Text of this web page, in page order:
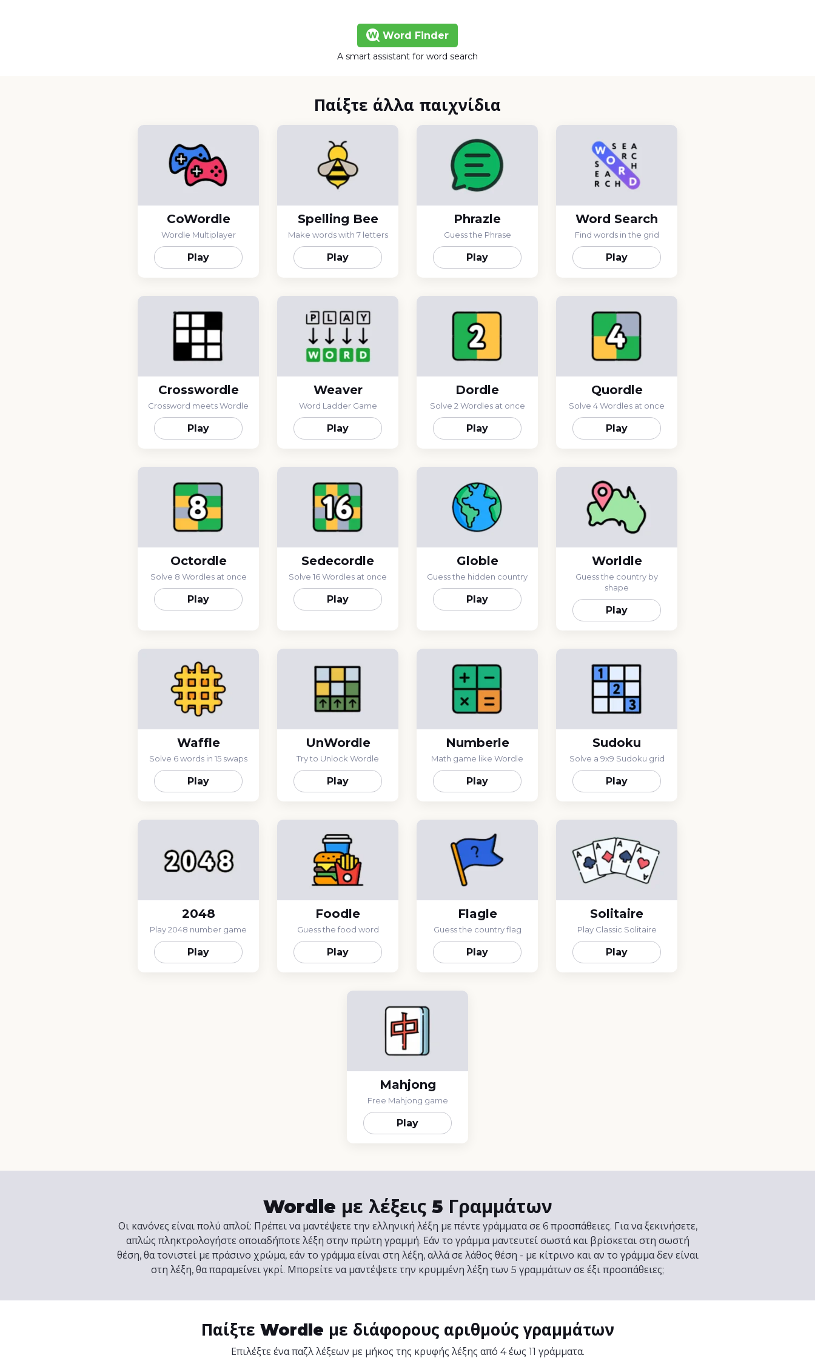
Word Finder
A smart assistant for word search
Παίξτε άλλα παιχνίδια
CoWordle
Wordle Multiplayer
Play
Spelling Bee
Make words with 7 letters
Play
Phrazle
Guess the Phrase
Play
Word Search
Find words in the grid
Play
Crosswordle
Crossword meets Wordle
Play
Weaver
Word Ladder Game
Play
Dordle
Solve 2 Wordles at once
Play
Quordle
Solve 4 Wordles at once
Play
Octordle
Solve 8 Wordles at once
Play
Sedecordle
Solve 16 Wordles at once
Play
Globle
Guess the hidden country
Play
Worldle
Guess the country by
shape
Play
Waffle
Solve 6 words in 15 swaps
Play
UnWordle
Try to Unlock Wordle
Play
Numberle
Math game like Wordle
Play
Sudoku
Solve a 9x9 Sudoku grid
Play
2048
Play 2048 number game
Play
Foodle
Guess the food word
Play
Flagle
Guess the country flag
Play
Solitaire
Play Classic Solitaire
Play
Mahjong
Free Mahjong game
Play
Wordle με λέξεις 5 Γραμμάτων
Οι κανόνες είναι πολύ απλοί: Πρέπει να μαντέψετε την ελληνική λέξη με πέντε γράμματα σε 6 προσπάθειες. Για να ξεκινήσετε,
απλώς πληκτρολογήστε οποιαδήποτε λέξη στην πρώτη γραμμή. Εάν το γράμμα μαντευτεί σωστά και βρίσκεται στη σωστή
θέση, θα τονιστεί με πράσινο χρώμα, εάν το γράμμα είναι στη λέξη, αλλά σε λάθος θέση - με κίτρινο και αν το γράμμα δεν είναι
στη λέξη, θα παραμείνει γκρί. Μπορείτε να μαντέψετε την κρυμμένη λέξη των 5 γραμμάτων σε έξι προσπάθειες;
Παίξτε Wordle με διάφορους αριθμούς γραμμάτων
Επιλέξτε ένα παζλ λέξεων με μήκος της κρυφής λέξης από 4 έως 11 γράμματα.